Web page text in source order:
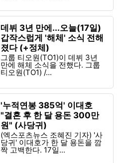
데뷔 3년 만에...오늘(17일)
갑작스럽게 '해체' 소식 전해
졌다 (+정체)
그룹 티오원(TO1)이 데뷔 3년
만에 해체 소식을 전했다. 그룹
티오원(TO1) /...
'누적연봉 385억' 이대호
"결혼 후 한 달 용돈 300만
원" (사당귀)
(엑스포츠뉴스 조혜진 기자) '사
당귀' 이대호가 한 달 용돈을 깜
짝 고백한다. 17일...